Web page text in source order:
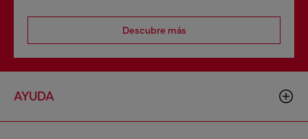
Descubre más
AYUDA